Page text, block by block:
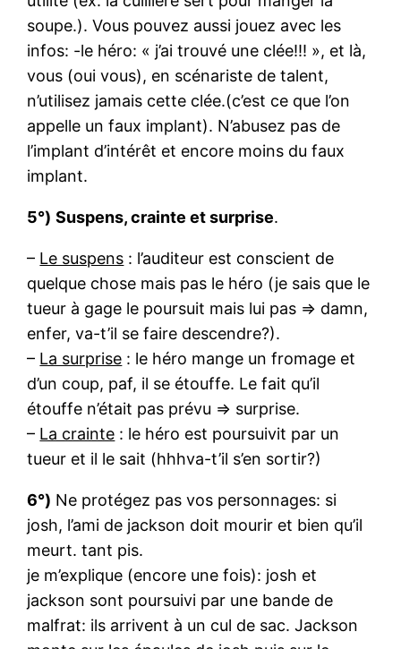
soupe.). Vous pouvez aussi jouez avec les
infos: -le héro: « j’ai trouvé une clée!!! », et là,
vous (oui vous), en scénariste de talent,
n’utilisez jamais cette clée.(c’est ce que l’on
appelle un faux implant). N’abusez pas de
l’implant d’intérêt et encore moins du faux
implant.
5°) Suspens, crainte et surprise.
– Le suspens : l’auditeur est conscient de
quelque chose mais pas le héro (je sais que le
tueur à gage le poursuit mais lui pas => damn,
enfer, va-t’il se faire descendre?).
– La surprise : le héro mange un fromage et
d’un coup, paf, il se étouffe. Le fait qu’il
étouffe n’était pas prévu => surprise.
– La crainte : le héro est poursuivit par un
tueur et il le sait (hhhva-t’il s’en sortir?)
6°) Ne protégez pas vos personnages: si
josh, l’ami de jackson doit mourir et bien qu’il
meurt. tant pis.
je m’explique (encore une fois): josh et
jackson sont poursuivi par une bande de
malfrat: ils arrivent à un cul de sac. Jackson